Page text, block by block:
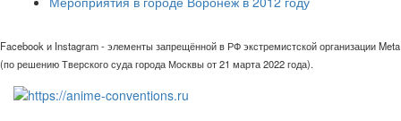
Facebook и Instagram - элементы запрещённой в РФ экстремистской организации Meta
(по решению Тверского суда города Москвы от 21 марта 2022 года).